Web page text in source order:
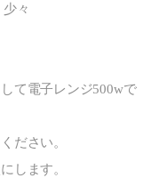
少々
て電子レンジ500wで
ださい。
します。